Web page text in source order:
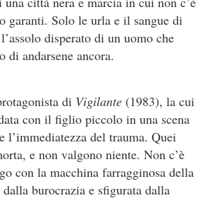
garanti. Solo le urla e il sangue di
disperato di un uomo che
andarsene ancora.
di Vigilante (1983), la cui
con il figlio piccolo in una scena
l’immediatezza del trauma. Quei
e non valgono niente. Non c’è
con la macchina farragginosa della
burocrazia e sfigurata dalla